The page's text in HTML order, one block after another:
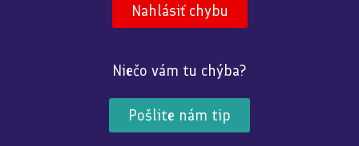
Nahlásiť chybu
Niečo vám tu chýba?
Pošlite nám tip